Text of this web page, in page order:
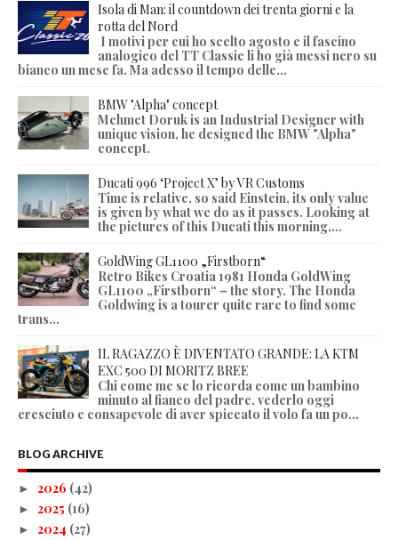
Isola di Man: il countdown dei trenta giorni e la
rotta del Nord
I motivi per cui ho scelto agosto e il fascino
analogico del TT Classic li ho già messi nero su
bianco un mese fa. Ma adesso il tempo delle...
BMW "Alpha" concept
Mehmet Doruk is an Industrial Designer with
unique vision, he designed the BMW "Alpha"
concept.
Ducati 996 ‘Project X’ by VR Customs
Time is relative, so said Einstein, its only value
is given by what we do as it passes. Looking at
the pictures of this Ducati this morning,...
GoldWing GL1100 „Firstborn“
Retro Bikes Croatia 1981 Honda GoldWing
GL1100 „Firstborn“ – the story. The Honda
Goldwing is a tourer quite rare to find some
trans...
IL RAGAZZO È DIVENTATO GRANDE: LA KTM
EXC 500 DI MORITZ BREE
Chi come me se lo ricorda come un bambino
minuto al fianco del padre, vederlo oggi
cresciuto e consapevole di aver spiccato il volo fa un po...
BLOG ARCHIVE
► 2026 (42)
► 2025 (16)
► 2024 (27)